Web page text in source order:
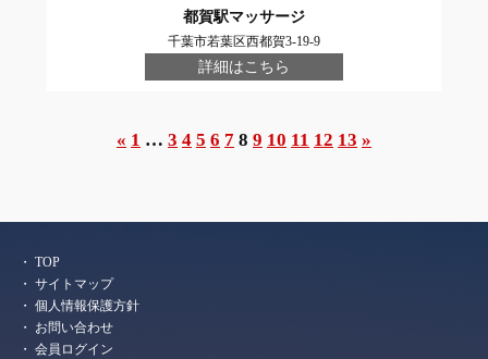
都賀駅マッサージ
千葉市若葉区西都賀3-19-9
詳細はこちら
« 1 … 3 4 5 6 7 8 9 10 11 12 13 »
TOP
サイトマップ
個人情報保護方針
お問い合わせ
会員ログイン